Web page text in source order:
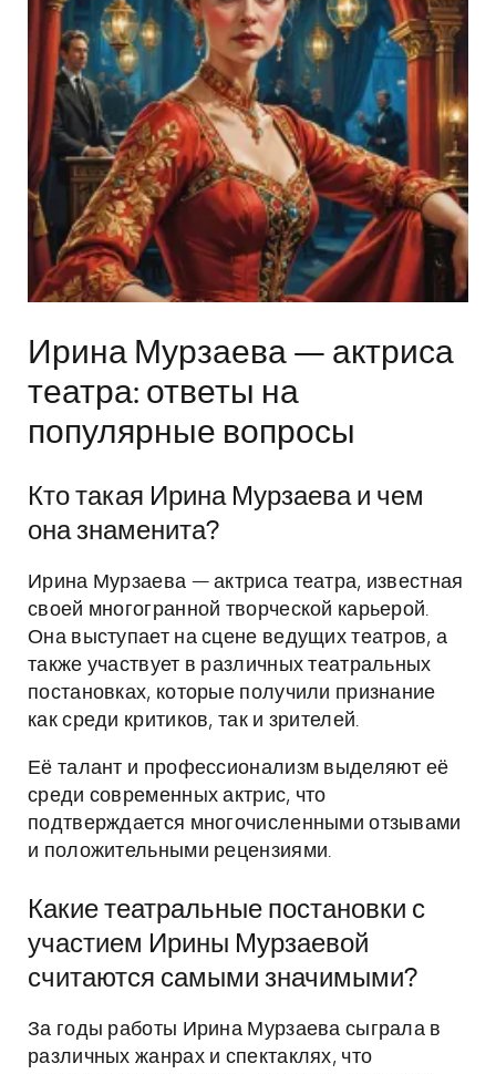
Ирина Мурзаева — актриса
театра: ответы на
популярные вопросы
Кто такая Ирина Мурзаева и чем
она знаменита?
Ирина Мурзаева — актриса театра, известная
своей многогранной творческой карьерой.
Она выступает на сцене ведущих театров, а
также участвует в различных театральных
постановках, которые получили признание
как среди критиков, так и зрителей.
Её талант и профессионализм выделяют её
среди современных актрис, что
подтверждается многочисленными отзывами
и положительными рецензиями.
Какие театральные постановки с
участием Ирины Мурзаевой
считаются самыми значимыми?
За годы работы Ирина Мурзаева сыграла в
различных жанрах и спектаклях, что